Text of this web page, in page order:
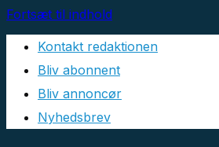
Fortsæt til indhold
Kontakt redaktionen
Bliv abonnent
Bliv annoncør
Nyhedsbrev